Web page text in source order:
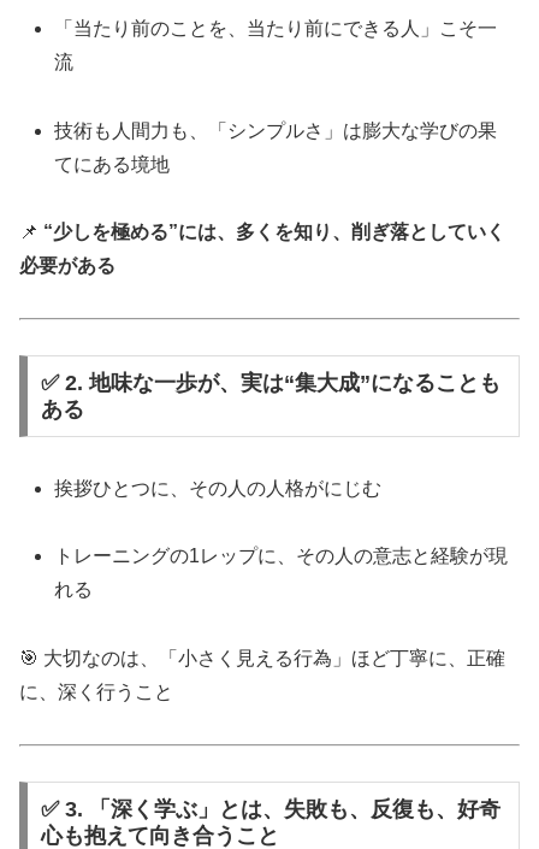
「当たり前のことを、当たり前にできる人」こそ一
流
技術も人間力も、「シンプルさ」は膨大な学びの果
てにある境地
📌 “少しを極める”には、多くを知り、削ぎ落としていく
必要がある
✅ 2. 地味な一歩が、実は“集大成”になることも
ある
挨拶ひとつに、その人の人格がにじむ
トレーニングの1レップに、その人の意志と経験が現
れる
🎯 大切なのは、「小さく見える行為」ほど丁寧に、正確
に、深く行うこと
✅ 3. 「深く学ぶ」とは、失敗も、反復も、好奇
心も抱えて向き合うこと